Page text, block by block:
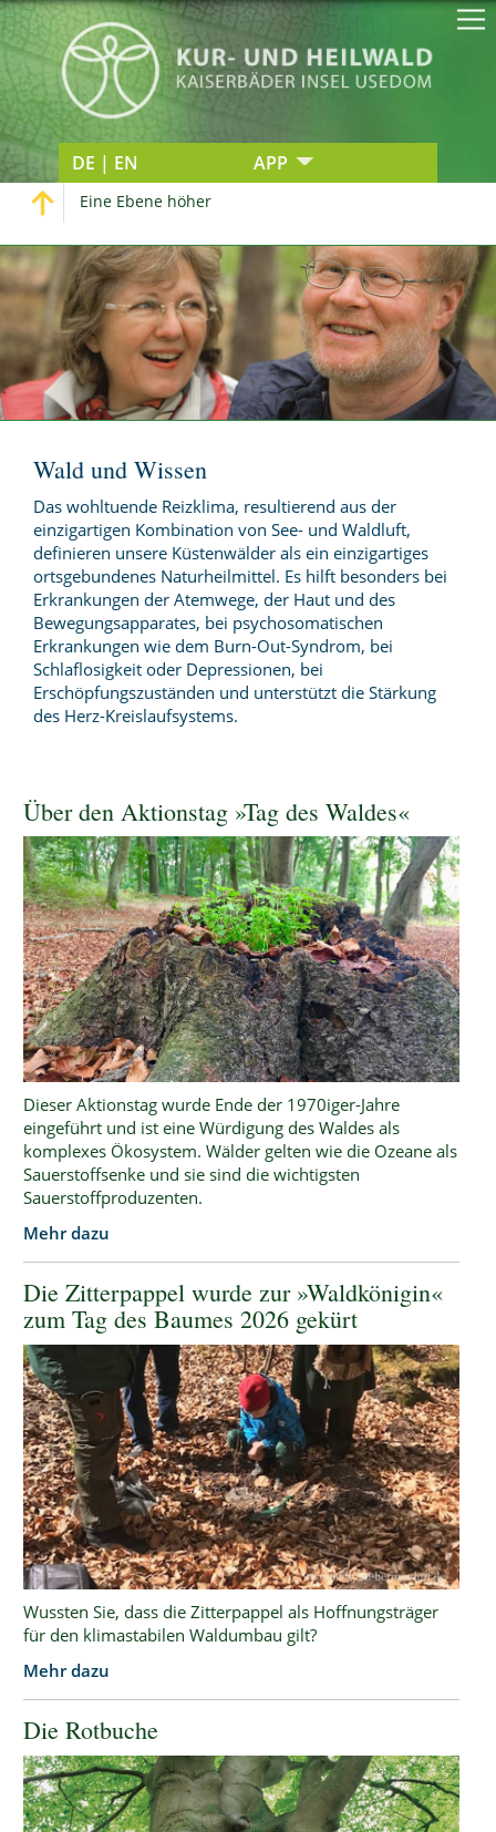
DE | EN APP
Eine Ebene höher
Wald und Wissen
Das wohltuende Reizklima, resultierend aus der
einzigartigen Kombination von See- und Waldluft,
definieren unsere Küstenwälder als ein einzigartiges
ortsgebundenes Naturheilmittel. Es hilft besonders bei
Erkrankungen der Atemwege, der Haut und des
Bewegungsapparates, bei psychosomatischen
Erkrankungen wie dem Burn-Out-Syndrom, bei
Schlaflosigkeit oder Depressionen, bei
Erschöpfungszuständen und unterstützt die Stärkung
des Herz-Kreislaufsystems.
Über den Aktionstag »Tag des Waldes«
Dieser Aktionstag wurde Ende der 1970iger-Jahre
eingeführt und ist eine Würdigung des Waldes als
komplexes Ökosystem. Wälder gelten wie die Ozeane als
Sauerstoffsenke und sie sind die wichtigsten
Sauerstoffproduzenten.
Mehr dazu
Die Zitterpappel wurde zur »Waldkönigin«
zum Tag des Baumes 2026 gekürt
Wussten Sie, dass die Zitterpappel als Hoffnungsträger
für den klimastabilen Waldumbau gilt?
Mehr dazu
Die Rotbuche